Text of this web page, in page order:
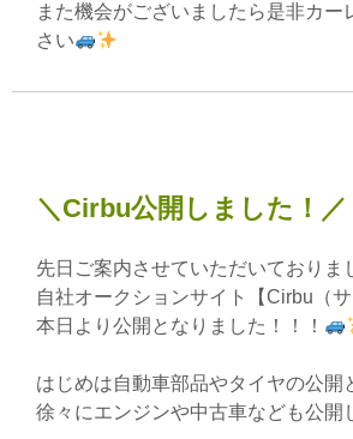
また機会がございましたら是非カー
さい
＼Cirbu公開しました！／
先日ご案内させていただいておりま
自社オークションサイト【Cirbu（
本日より公開となりました！！！
はじめは自動車部品やタイヤの公開
徐々にエンジンや中古車なども公開